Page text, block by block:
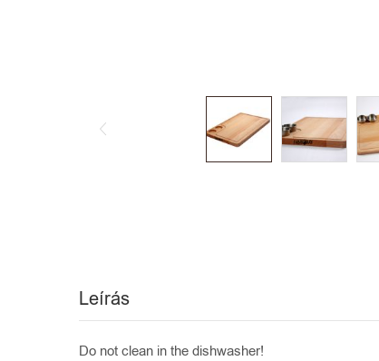
Leírás
Do not clean in the dishwasher!